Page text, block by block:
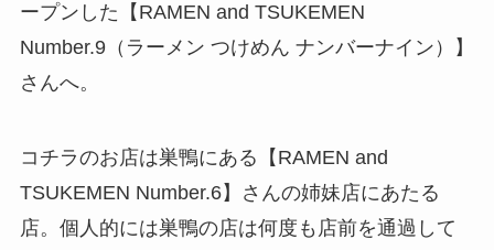
ープンした【RAMEN and TSUKEMEN
Number.9（ラーメン つけめん ナンバーナイン）】
さんへ。
コチラのお店は巣鴨にある【RAMEN and
TSUKEMEN Number.6】さんの姉妹店にあたる
店。個人的には巣鴨の店は何度も店前を通過して